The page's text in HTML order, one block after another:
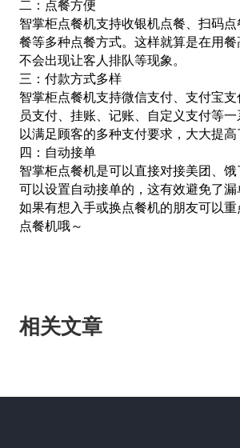
二：点餐方便
智掌柜点餐机支持收银机点餐、扫码
餐等多种点餐方式。这样就算是在用
不会出现让客人排队等现象。
三：付款方式多样
智掌柜点餐机支持微信支付、支付宝
员支付、挂账、记账、自定义支付等
以满足顾客的多种支付要求，大大提高
四：自动接单
智掌柜点餐机是可以直接对接美团、饿
可以设置自动接单的，这有效避免了漏
如果有想入手或换点餐机的朋友可以
点餐机哦～
相关文章